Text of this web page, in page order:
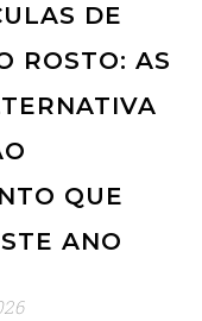
DE
ROSTO: AS
QUE
ANO